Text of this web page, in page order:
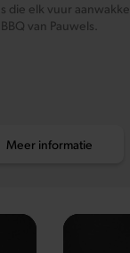
die elk vuur
BBQ van Pauwels.
Meer informatie